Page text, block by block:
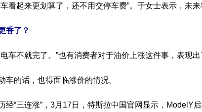
起来更划算了，还不用交停车费”。于女士表示，未来
香了？
不就完了。”也有消费者对于油价上涨这件事，表现出
的话，也得面临涨价的情况。
“三连涨”，3月17日，特斯拉中国官网显示，ModelY